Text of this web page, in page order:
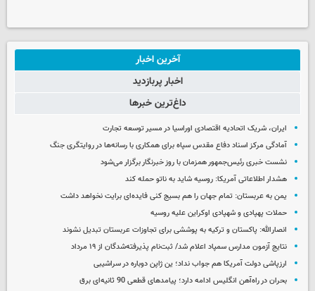
آخرین اخبار
اخبار پربازدید
داغ‌ترین خبرها
ایران، شریک اتحادیه اقتصادی اوراسیا در مسیر توسعه تجارت
آمادگی مرکز اسناد دفاع مقدس سپاه برای همکاری با رسانه‌ها در روایتگری جنگ
نشست خبری رئیس‌جمهور همزمان با روز خبرنگار برگزار می‌شود
هشدار اطلاعاتی آمریکا: روسیه شاید به ناتو حمله کند
یمن به عربستان: تمام جهان را هم بسیج کنی فایده‌ای برایت نخواهد داشت
حملات پهپادی و شهپادی اوکراین علیه روسیه
انصارالله: پاکستان و ترکیه به پوششی برای تجاوزات عربستان تبدیل نشوند
نتایج آزمون مدارس سمپاد اعلام شد/ ثبت‌نام پذیرفته‌شدگان از ۱۹ مرداد
ارزپاشی دولت آمریکا هم جواب نداد؛ ین ژاپن دوباره در سراشیبی
بحران در راه‌آهن انگلیس ادامه دارد؛ پیامدهای قطعی 90 ثانیه‌ای برق